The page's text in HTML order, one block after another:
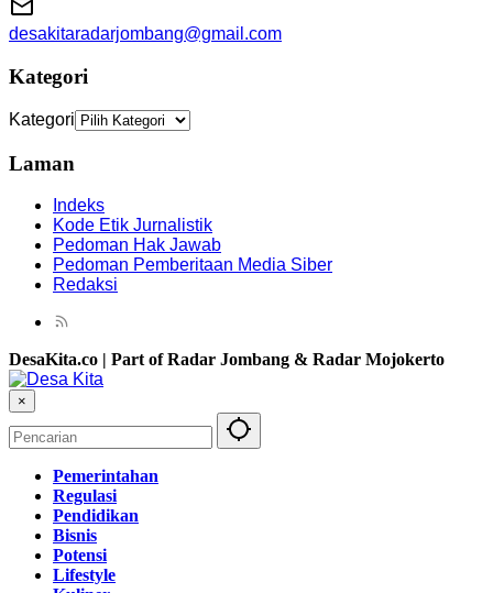
desakitaradarjombang@gmail.com
Kategori
Kategori
Laman
Indeks
Kode Etik Jurnalistik
Pedoman Hak Jawab
Pedoman Pemberitaan Media Siber
Redaksi
DesaKita.co | Part of Radar Jombang & Radar Mojokerto
×
Pemerintahan
Regulasi
Pendidikan
Bisnis
Potensi
Lifestyle